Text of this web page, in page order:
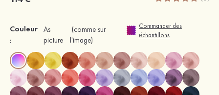
Couleur
:
As
picture
(comme sur
l'image)
Commander des
échantillons